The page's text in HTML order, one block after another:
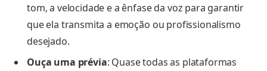
tom, a velocidade e a ênfase da voz para garantir
que ela transmita a emoção ou profissionalismo
desejado.
Ouça uma prévia: Quase todas as plataformas